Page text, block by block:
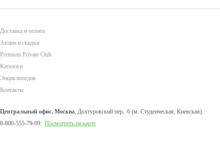
Доставка и оплата
Акции и скидки
Premium Private Club
Каталоги
Энциклопедия
Контакты
Центральный офис. Москва, Дохтуровский пер, 6 (м. Студенческая, Киевская).
8-800-555-79-09. Посмотреть на карте